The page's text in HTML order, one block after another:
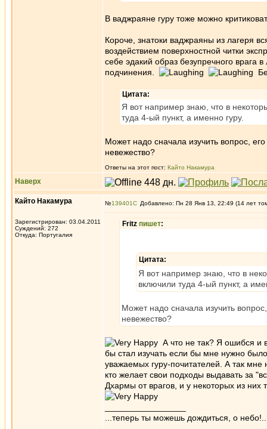
В ваджраяне гуру тоже можно
Короче, знатоки ваджраяны из лагеря
воздействием поверхностной читки
себе эдакий образ безупречного врага
подчинения.
Цитата:
Я вот например знаю, что в
туда 4-ый пункт, а именно гуру.
Может надо сначала изучить вопрос,
невежество?
Ответы на этот пост: Кайто Накамура
Наверх
Кайто Накамура
Зарегистрирован: 03.04.2011
Суждений: 272
Откуда: Португалия
№139401 Добавлено: Пн 28 Янв 13, 22:49 (14 лет
Fritz пишет:
Цитата:
Я вот например знаю, что в
включили туда 4-ый пункт, а
Может надо сначала изучить
невежество?
А что не так? Я ошибся и
бы стал изучать если бы мне нужно
уважаемых гуру-почитателей. А так
кто желает свои подходы выдавать за
Дхармы от врагов, и у некоторых из
...теперь ты можешь дождиться, о